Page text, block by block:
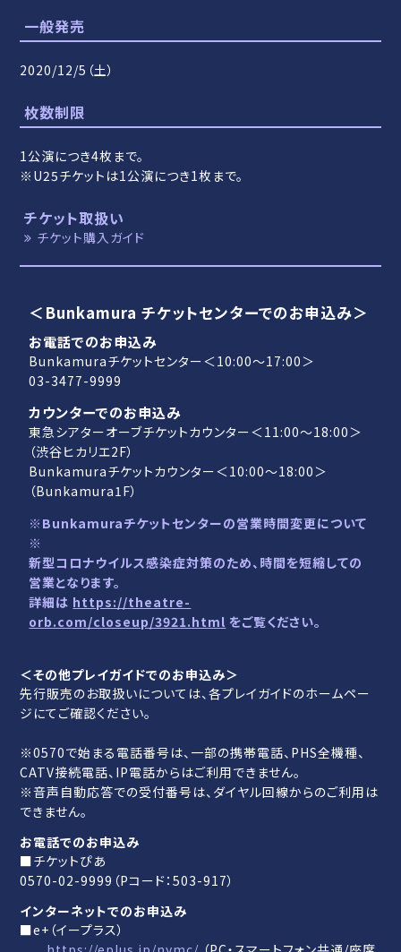
一般発売
2020/12/5（土）
枚数制限
1公演につき4枚まで。
※U25チケットは1公演につき1枚まで。
チケット取扱い
チケット購入ガイド
＜Bunkamura チケットセンターでのお申込み＞
お電話でのお申込み
Bunkamuraチケットセンター＜10:00～17:00＞
03-3477-9999
カウンターでのお申込み
東急シアターオーブチケットカウンター＜11:00～18:00＞
（渋谷ヒカリエ2F）
Bunkamuraチケットカウンター＜10:00～18:00＞
（Bunkamura1F）
※Bunkamuraチケットセンターの営業時間変更について
※
新型コロナウイルス感染症対策のため、時間を短縮しての
営業となります。
詳細は https://theatre-
orb.com/closeup/3921.html をご覧ください。
＜その他プレイガイドでのお申込み＞
先行販売のお取扱いについては、各プレイガイドのホームペー
ジにてご確認ください。
※0570で始まる電話番号は、一部の携帯電話、PHS全機種、
CATV接続電話、IP電話からはご利用できません。
※音声自動応答での受付番号は、ダイヤル回線からのご利用は
できません。
お電話でのお申込み
■チケットぴあ
0570-02-9999（Pコード：503-917）
インターネットでのお申込み
■e+（イープラス）